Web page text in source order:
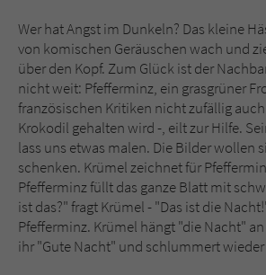
Wer hat Angst im Dunkeln? Das kleine
von komischen Geräuschen wach und
über den Kopf. Zum Glück ist der
nicht weit: Pfefferminz, ein grasgrüner
französischen Kritiken nicht zufällig
Krokodil gehalten wird -, eilt zur Hilfe.
lass uns etwas malen. Die Bilder wollen
schenken. Krümel zeichnet für
Pfefferminz füllt das ganze Blatt mit
ist das?" fragt Krümel - "Das ist die
Pfefferminz. Krümel hängt "die Nacht"
ihr "Gute Nacht" und schlummert